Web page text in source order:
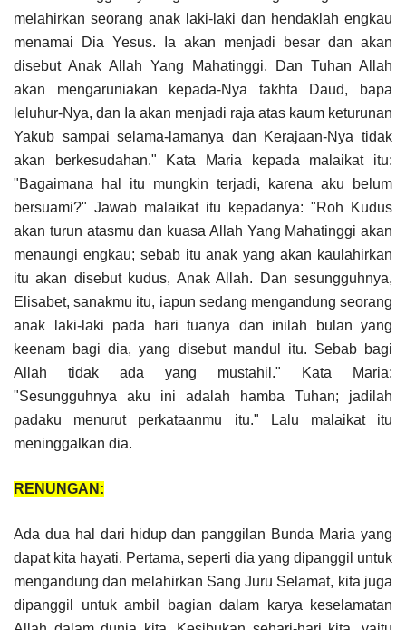
melahirkan seorang anak laki-laki dan hendaklah engkau
menamai Dia Yesus. Ia akan menjadi besar dan akan
disebut Anak Allah Yang Mahatinggi. Dan Tuhan Allah
akan mengaruniakan kepada-Nya takhta Daud, bapa
leluhur-Nya, dan Ia akan menjadi raja atas kaum keturunan
Yakub sampai selama-lamanya dan Kerajaan-Nya tidak
akan berkesudahan." Kata Maria kepada malaikat itu:
"Bagaimana hal itu mungkin terjadi, karena aku belum
bersuami?" Jawab malaikat itu kepadanya: "Roh Kudus
akan turun atasmu dan kuasa Allah Yang Mahatinggi akan
menaungi engkau; sebab itu anak yang akan kaulahirkan
itu akan disebut kudus, Anak Allah. Dan sesungguhnya,
Elisabet, sanakmu itu, iapun sedang mengandung seorang
anak laki-laki pada hari tuanya dan inilah bulan yang
keenam bagi dia, yang disebut mandul itu. Sebab bagi
Allah tidak ada yang mustahil." Kata Maria:
"Sesungguhnya aku ini adalah hamba Tuhan; jadilah
padaku menurut perkataanmu itu." Lalu malaikat itu
meninggalkan dia.
RENUNGAN:
Ada dua hal dari hidup dan panggilan Bunda Maria yang
dapat kita hayati. Pertama, seperti dia yang dipanggil untuk
mengandung dan melahirkan Sang Juru Selamat, kita juga
dipanggil untuk ambil bagian dalam karya keselamatan